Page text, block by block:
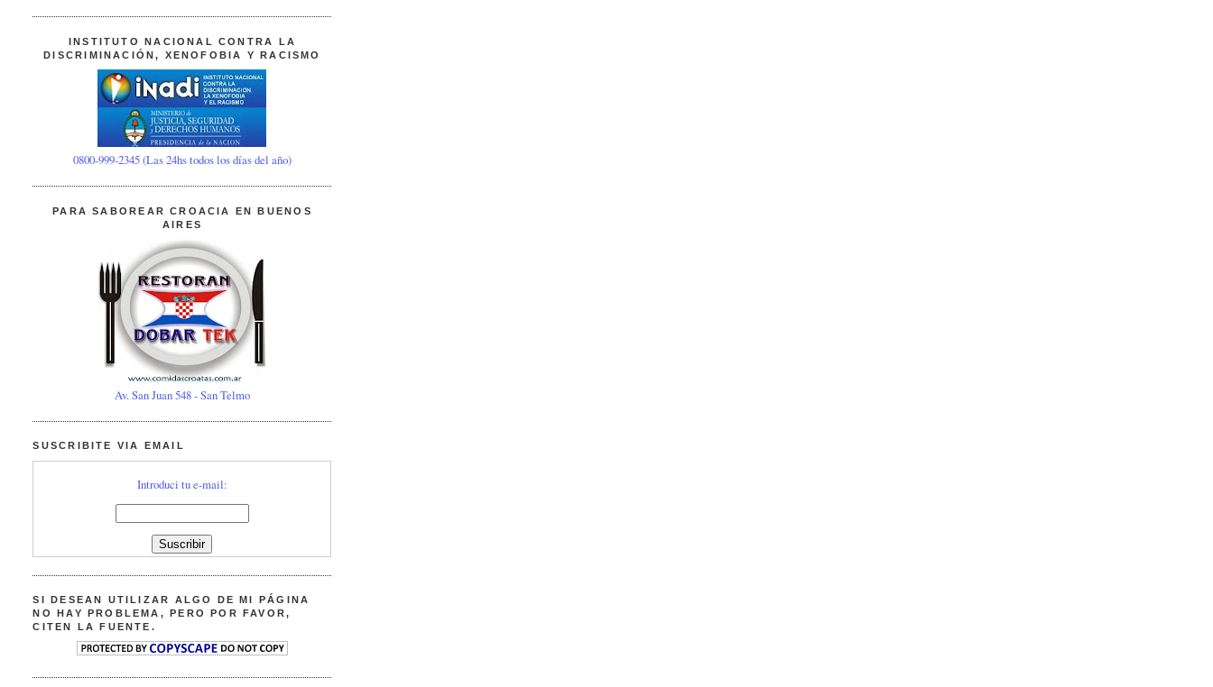
INSTITUTO NACIONAL CONTRA LA
DISCRIMINACIÓN, XENOFOBIA Y RACISMO
0800-999-2345 (Las 24hs todos los días del año)
PARA SABOREAR CROACIA EN BUENOS
AIRES
Av. San Juan 548 - San Telmo
SUSCRIBITE VIA EMAIL
Introduci tu e-mail:
SI DESEAN UTILIZAR ALGO DE MI PÁGINA
NO HAY PROBLEMA, PERO POR FAVOR,
CITEN LA FUENTE.